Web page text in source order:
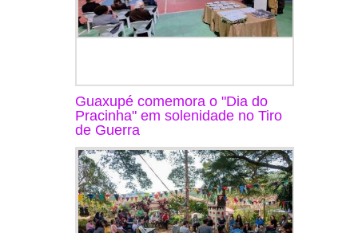
Guaxupé comemora o "Dia do
Pracinha" em solenidade no Tiro
de Guerra